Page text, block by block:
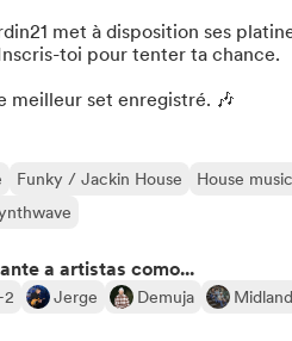
met à disposition ses
toi pour tenter ta chance.
meilleur set enregistré. 🎶
Funky / Jackin House
House music
a artistas como...
2 Jerge Demuja Midland